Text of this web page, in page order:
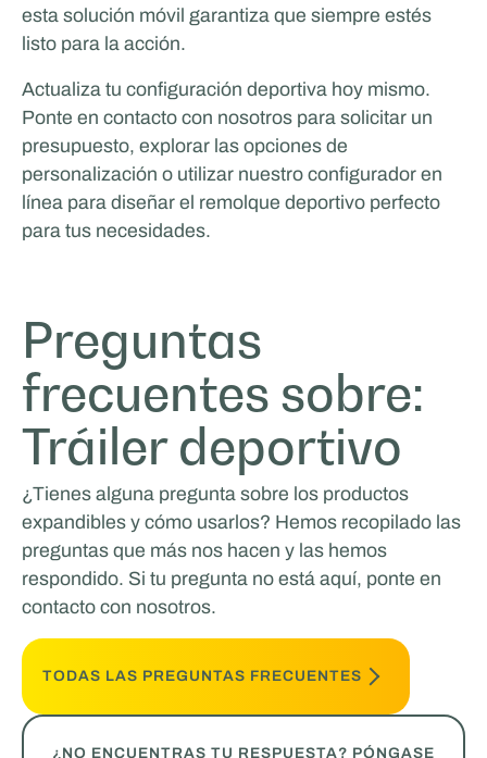
esta solución móvil garantiza que siempre estés
listo para la acción.
Actualiza tu configuración deportiva hoy mismo.
Ponte en contacto con nosotros para solicitar un
presupuesto, explorar las opciones de
personalización o utilizar nuestro configurador en
línea para diseñar el remolque deportivo perfecto
para tus necesidades.
Preguntas
frecuentes sobre:
Tráiler deportivo
¿Tienes alguna pregunta sobre los productos
expandibles y cómo usarlos? Hemos recopilado las
preguntas que más nos hacen y las hemos
respondido. Si tu pregunta no está aquí, ponte en
contacto con nosotros.
TODAS LAS PREGUNTAS FRECUENTES
¿NO ENCUENTRAS TU RESPUESTA? PÓNGASE